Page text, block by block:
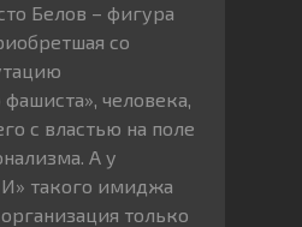
Белов – фигура
со
человека,
с властью на поле
А у
такого имиджа
только